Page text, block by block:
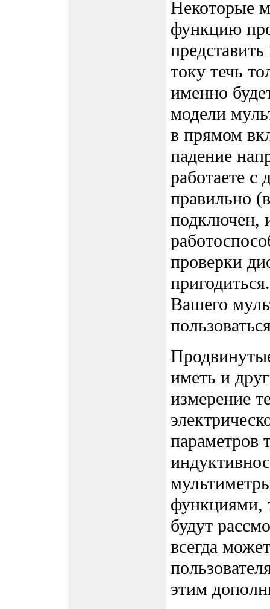
Некоторые
функцию
току течь
именно
модели
в прямом
падение
работаете
правильно
подключен,
проверки
Вашего
иметь и
измерение
параметров
функциями,
будут
всегда
этим